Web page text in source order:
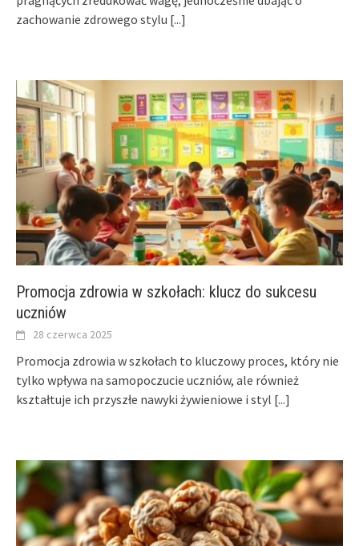
zachowanie zdrowego stylu [...]
Promocja zdrowia w szkołach: klucz do sukcesu
uczniów
28 czerwca 2025
Promocja zdrowia w szkołach to kluczowy proces, który nie
tylko wpływa na samopoczucie uczniów, ale również
kształtuje ich przyszłe nawyki żywieniowe i styl [...]